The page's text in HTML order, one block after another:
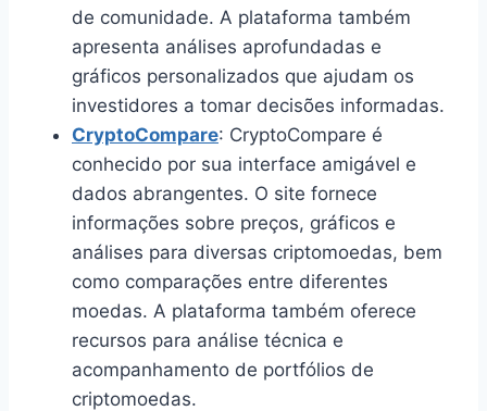
de comunidade. A plataforma também
apresenta análises aprofundadas e
gráficos personalizados que ajudam os
investidores a tomar decisões informadas.
CryptoCompare: CryptoCompare é
conhecido por sua interface amigável e
dados abrangentes. O site fornece
informações sobre preços, gráficos e
análises para diversas criptomoedas, bem
como comparações entre diferentes
moedas. A plataforma também oferece
recursos para análise técnica e
acompanhamento de portfólios de
criptomoedas.